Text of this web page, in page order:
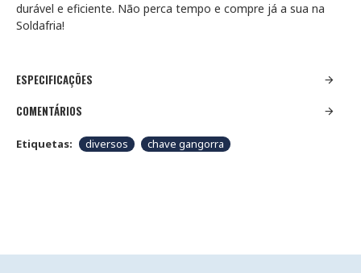
durável e eficiente. Não perca tempo e compre já a sua na
Soldafria!
ESPECIFICAÇÕES
COMENTÁRIOS
Etiquetas: diversos chave gangorra